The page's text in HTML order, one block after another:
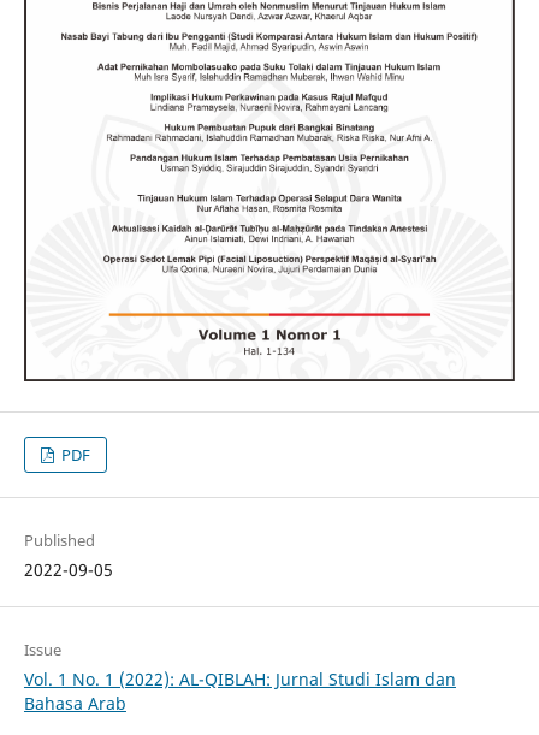
PDF
Published
2022-09-05
Issue
Vol. 1 No. 1 (2022): AL-QIBLAH: Jurnal Studi Islam dan
Bahasa Arab